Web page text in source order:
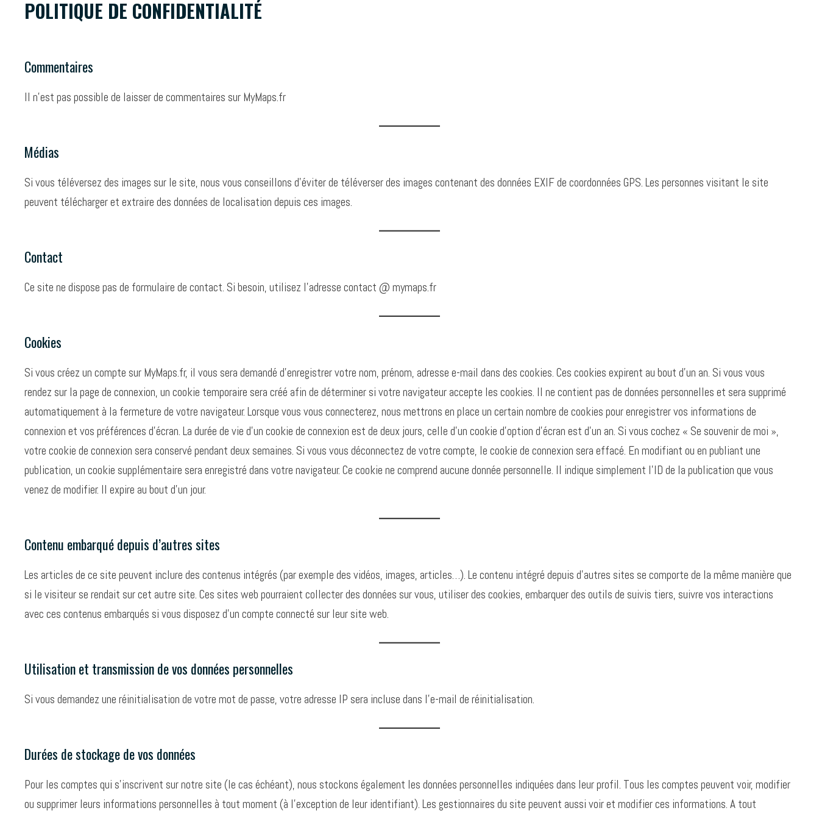
PasserPOLITIQUE DE CONFIDENTIALITÉ
Commentaires
Il n’est pas possible de laisser de commentaires sur MyMaps.fr
Médias
Si vous téléversez des images sur le site, nous vous conseillons d’éviter de téléverser des images contenant des données EXIF de coordonnées GPS. Les personnes visitant le site
peuvent télécharger et extraire des données de localisation depuis ces images.
Contact
Ce site ne dispose pas de formulaire de contact. Si besoin, utilisez l’adresse contact @ mymaps.fr
Cookies
Si vous créez un compte sur MyMaps.fr, il vous sera demandé d’enregistrer votre nom, prénom, adresse e-mail dans des cookies. Ces cookies expirent au bout d’un an. Si vous vous
rendez sur la page de connexion, un cookie temporaire sera créé afin de déterminer si votre navigateur accepte les cookies. Il ne contient pas de données personnelles et sera supprimé
automatiquement à la fermeture de votre navigateur. Lorsque vous vous connecterez, nous mettrons en place un certain nombre de cookies pour enregistrer vos informations de
connexion et vos préférences d’écran. La durée de vie d’un cookie de connexion est de deux jours, celle d’un cookie d’option d’écran est d’un an. Si vous cochez « Se souvenir de moi »,
votre cookie de connexion sera conservé pendant deux semaines. Si vous vous déconnectez de votre compte, le cookie de connexion sera effacé. En modifiant ou en publiant une
publication, un cookie supplémentaire sera enregistré dans votre navigateur. Ce cookie ne comprend aucune donnée personnelle. Il indique simplement l’ID de la publication que vous
venez de modifier. Il expire au bout d’un jour.
Contenu embarqué depuis d’autres sites
Les articles de ce site peuvent inclure des contenus intégrés (par exemple des vidéos, images, articles…). Le contenu intégré depuis d’autres sites se comporte de la même manière que
si le visiteur se rendait sur cet autre site. Ces sites web pourraient collecter des données sur vous, utiliser des cookies, embarquer des outils de suivis tiers, suivre vos interactions
avec ces contenus embarqués si vous disposez d’un compte connecté sur leur site web.
Utilisation et transmission de vos données personnelles
Si vous demandez une réinitialisation de votre mot de passe, votre adresse IP sera incluse dans l’e-mail de réinitialisation.
Durées de stockage de vos données
Pour les comptes qui s’inscrivent sur notre site (le cas échéant), nous stockons également les données personnelles indiquées dans leur profil. Tous les comptes peuvent voir, modifier
ou supprimer leurs informations personnelles à tout moment (à l’exception de leur identifiant). Les gestionnaires du site peuvent aussi voir et modifier ces informations. A tout